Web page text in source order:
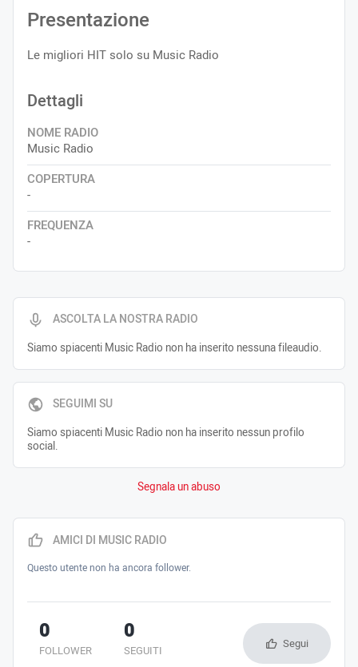
ASCOLTA LA NOSTRA RADIO
Siamo spiacenti Music Radio non ha inserito nessuna fileaudio.
SEGUIMI SU
Siamo spiacenti Music Radio non ha inserito nessun profilo
social.
Segnala un abuso
Presentazione
Le migliori HIT solo su Music Radio
Dettagli
NOME RADIO
Music Radio
COPERTURA
-
FREQUENZA
-
AMICI DI MUSIC RADIO
Questo utente non ha ancora follower.
FOLLOWER
0
SEGUITI
0 Segui